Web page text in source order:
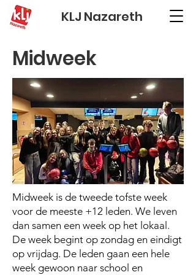
KLJ Nazareth
Midweek
Midweek is de tweede tofste week
voor de meeste +12 leden. We leven
dan samen een week op het lokaal.
De week begint op zondag en eindigt
op vrijdag. De leden gaan een hele
week gewoon naar school en